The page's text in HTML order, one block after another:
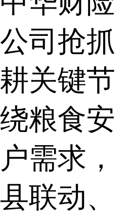
司抢抓
关键节
粮食安
需求，
联动、